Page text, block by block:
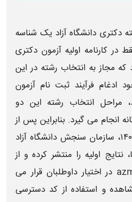
دانشگاه آزاد یک شناسه
کارنامه اولیه آزمون دکتری
که مجاز بهانتخاب رشته در این
ادغام فرآیند ثبت‌ نام آزمون
، مراحلانتخاب رشته این دو
انجام می‌ گیرد. بنابراین پس از
، سازمان سنجش دانشگاه آزاد
اولیه را منتشر کرده و از
طریق سایت azmoon.org در اختیار داوطلبان قرار می‌
و استفاده از کد دسترسی